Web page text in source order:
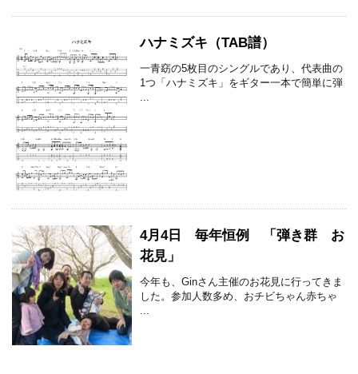
ハナミズキ（TAB譜）
一青窈の5枚目のシングルであり、代表曲の
1つ「ハナミズキ」をギター一本で簡単に弾
...
4月4日 毎年恒例 「弾き群 お
花見」
今年も、Ginさん主催のお花見に行ってきま
した。参加人数多め、おチビちゃん赤ちゃ
...